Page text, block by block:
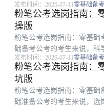
往往等到资格复审才发现条
和精力。本文是粉笔整理的
指南，针对选岗全...
发布时间：2026-07-11零基础备考
粉笔公考选岗指南：
操版
粉笔公考选岗指南：零基础
础备考公考的考生来说，科
职位表不知道从何下手，容
的实操性选岗指南，面向所
理、隐形门槛排查...
发布时间：2026-07-11零基础备考
粉笔公考选岗指南：
坑版
粉笔公考选岗指南：零基础
础准备公考的考生来说，选